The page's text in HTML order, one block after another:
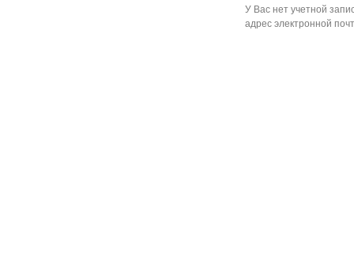
У Вас нет учетной
адрес электронной